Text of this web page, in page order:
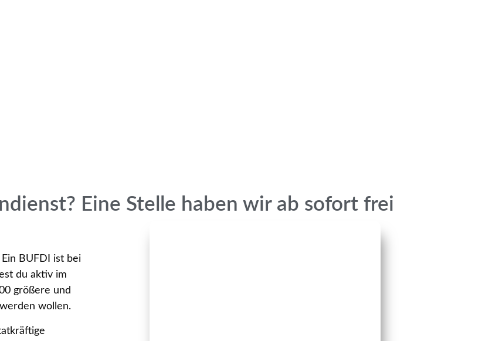
Eine Stelle haben wir ab sofort frei
BUFDI ist bei
du aktiv im
größere und
wollen.